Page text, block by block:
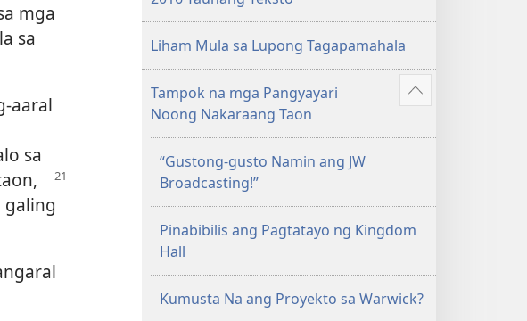
mga
sa
aaral
sa
galing
Taunang
ng
mga
Saksi
ni
Jehova
Liham Mula sa Lupong Tagapamahala
Tampok na mga Pangyayari
Noong Nakaraang Taon
Ipakita
iba
“Gustong-gusto Namin ang JW
Broadcasting!”
Pinabibilis ang Pagtatayo ng Kingdom
Hall
Kumusta Na ang Proyekto sa Warwick?